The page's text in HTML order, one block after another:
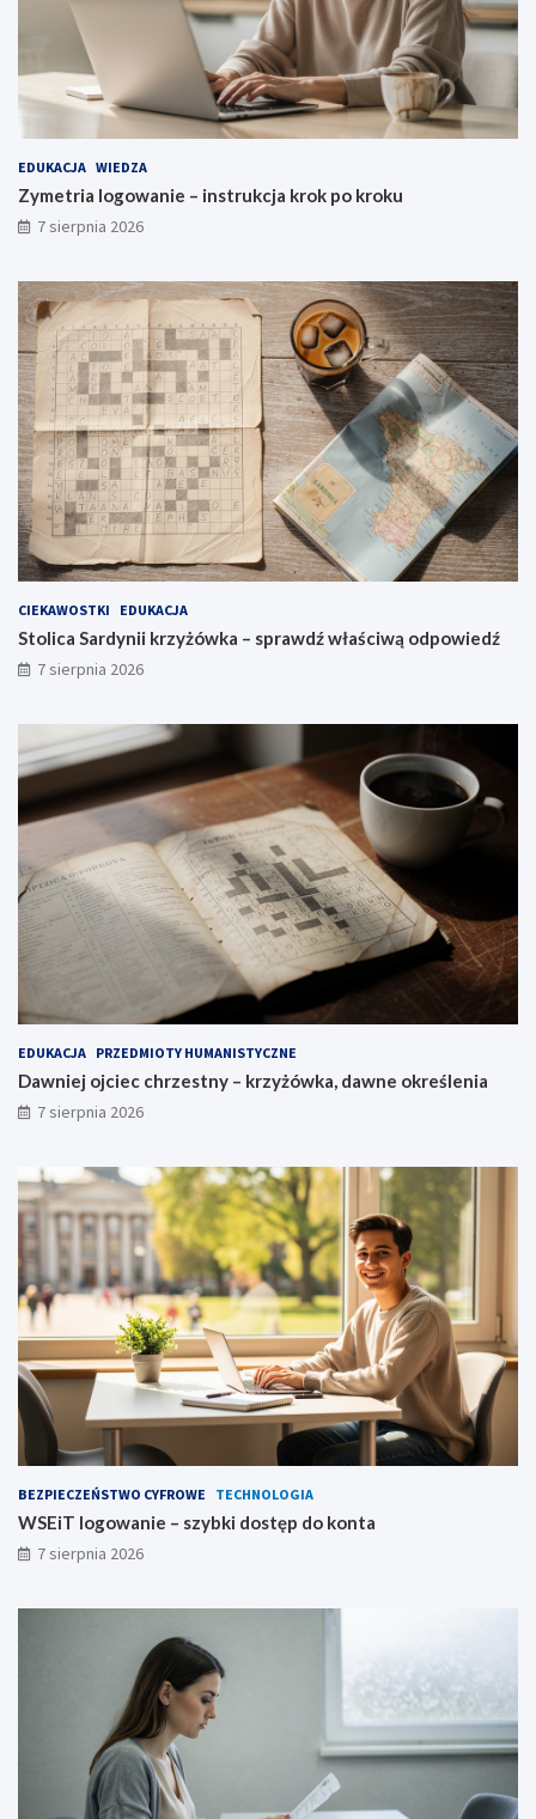
EDUKACJA WIEDZA
Zymetria logowanie – instrukcja krok po kroku
7 sierpnia 2026
CIEKAWOSTKI EDUKACJA
Stolica Sardynii krzyżówka – sprawdź właściwą odpowiedź
7 sierpnia 2026
EDUKACJA PRZEDMIOTY HUMANISTYCZNE
Dawniej ojciec chrzestny – krzyżówka, dawne określenia
7 sierpnia 2026
BEZPIECZEŃSTWO CYFROWE TECHNOLOGIA
WSEiT logowanie – szybki dostęp do konta
7 sierpnia 2026